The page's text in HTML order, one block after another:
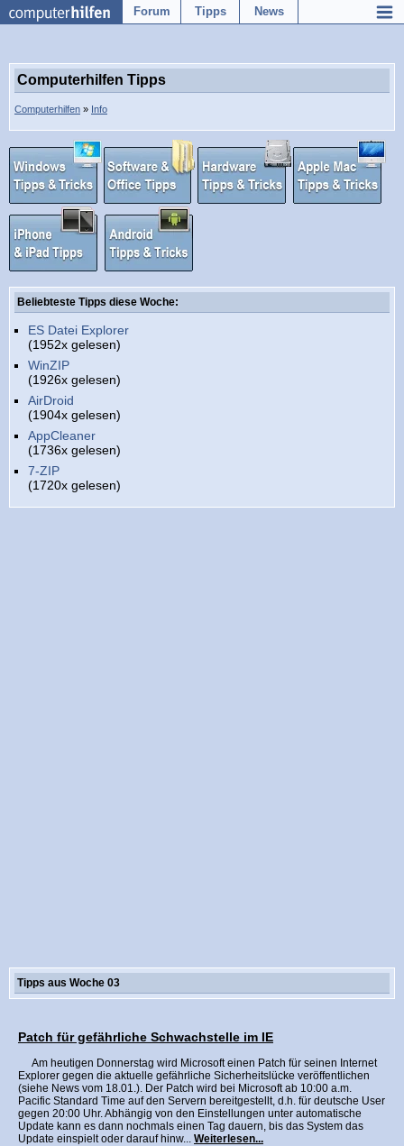
Forum Tipps News
Computerhilfen Tipps
Computerhilfen » Info
Beliebteste Tipps diese Woche:
ES Datei Explorer
(1952x gelesen)
WinZIP
(1926x gelesen)
AirDroid
(1904x gelesen)
AppCleaner
(1736x gelesen)
7-ZIP
(1720x gelesen)
Tipps aus Woche 03
Patch für gefährliche Schwachstelle im IE
Am heutigen Donnerstag wird Microsoft einen Patch für seinen Internet
Explorer gegen die aktuelle gefährliche Sicherheitslücke veröffentlichen
(siehe News vom 18.01.). Der Patch wird bei Microsoft ab 10:00 a.m.
Pacific Standard Time auf den Servern bereitgestellt, d.h. für deutsche User
gegen 20:00 Uhr. Abhängig von den Einstellungen unter automatische
Update kann es dann nochmals einen Tag dauern, bis das System das
Update einspielt oder darauf hinw... Weiterlesen...